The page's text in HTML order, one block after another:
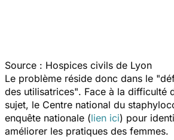
Source : Hospices civils de Lyon
Le problème réside donc dans le
des utilisatrices". Face à la difficulté
sujet, le Centre national du
enquête nationale (lien ici) pour
améliorer les pratiques des femmes.